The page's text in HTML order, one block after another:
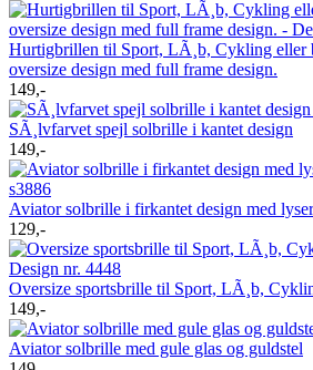
Hurtigbrillen til Sport, LÃ¸b, Cykling eller
oversize design med full frame design.
149,-
SÃ¸lvfarvet spejl solbrille i kantet design
149,-
Aviator solbrille i firkantet design med
129,-
Oversize sportsbrille til Sport, LÃ¸b,
149,-
Aviator solbrille med gule glas og guldstel